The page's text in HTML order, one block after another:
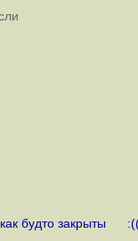
как будто закрыты